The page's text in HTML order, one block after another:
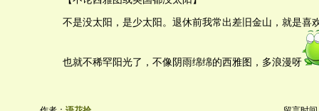
不是没太阳，是少太阳。退休前我常出差旧金山，就是喜
也就不稀罕阳光了，不像阴雨绵绵的西雅图，多浪漫呀